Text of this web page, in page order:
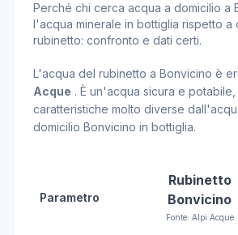
Perché chi cerca acqua a domicilio a
l'acqua minerale in bottiglia rispetto a
rubinetto: confronto e dati certi.
L'acqua del rubinetto a Bonvicino è
Acque . È un'acqua sicura e potabile,
caratteristiche molto diverse
domicilio Bonvicino in bottiglia.
Parametro
Rubinetto
Bonvicino
Fonte: Alpi Acque